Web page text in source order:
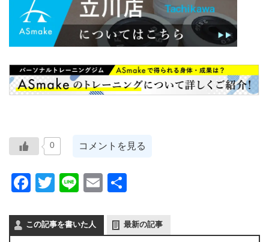
0 コメントを見る
Facebook
Twitter
LineEmail
この記事を書いた人 最新の記事